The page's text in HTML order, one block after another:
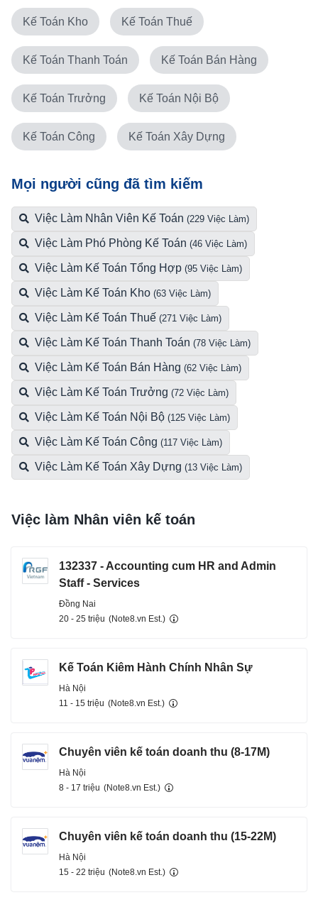
Kế Toán Kho Kế Toán Thuế
Kế Toán Thanh Toán Kế Toán Bán Hàng
Kế Toán Trưởng Kế Toán Nội Bộ
Kế Toán Công Kế Toán Xây Dựng
Mọi người cũng đã tìm kiếm
Việc Làm Nhân Viên Kế Toán (229 Việc Làm)
Việc Làm Phó Phòng Kế Toán (46 Việc Làm)
Việc Làm Kế Toán Tổng Hợp (95 Việc Làm)
Việc Làm Kế Toán Kho (63 Việc Làm)
Việc Làm Kế Toán Thuế (271 Việc Làm)
Việc Làm Kế Toán Thanh Toán (78 Việc Làm)
Việc Làm Kế Toán Bán Hàng (62 Việc Làm)
Việc Làm Kế Toán Trưởng (72 Việc Làm)
Việc Làm Kế Toán Nội Bộ (125 Việc Làm)
Việc Làm Kế Toán Công (117 Việc Làm)
Việc Làm Kế Toán Xây Dựng (13 Việc Làm)
Việc làm Nhân viên kế toán
132337 - Accounting cum HR and Admin
Staff - Services
Đồng Nai
20 - 25 triệu (Note8.vn Est.)
Kế Toán Kiêm Hành Chính Nhân Sự
Hà Nội
11 - 15 triệu (Note8.vn Est.)
Chuyên viên kế toán doanh thu (8-17M)
Hà Nội
8 - 17 triệu (Note8.vn Est.)
Chuyên viên kế toán doanh thu (15-22M)
Hà Nội
15 - 22 triệu (Note8.vn Est.)